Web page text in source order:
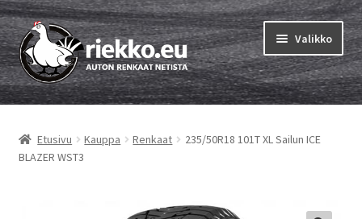
Siirry
navigointiin
Siirry
sisältöön
Valikko
Etusivu
Vinkit & ohjeet
Etusivu Kauppa Renkaat
235/50R18 101T XL Sailun ICE
BLAZER WST3